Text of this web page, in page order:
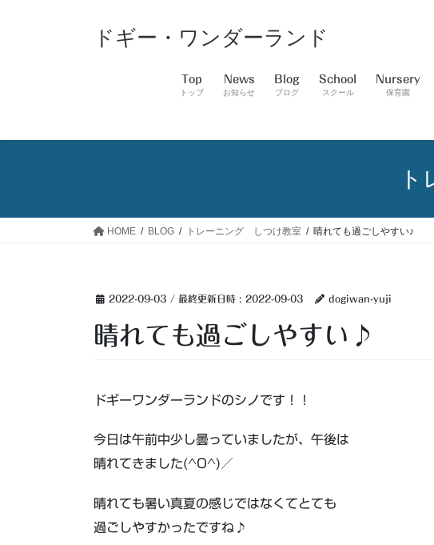
キ
に
ドギー・ワンダーランド
Top
トップ
News
お知らせ
Blog
ブログ
School
スクール
Nursery
保育園
HOME BLOG トレーニング しつけ教室 晴れても過ごしやすい♪
2022-09-03 / 最終更新日時 : 2022-09-03 dogiwan-yuji
晴れても過ごしやすい♪
ドギーワンダーランドのシノです！！
今日は午前中少し曇っていましたが、午後は
晴れてきました(^O^)／
晴れても暑い真夏の感じではなくてとても
過ごしやすかったですね♪